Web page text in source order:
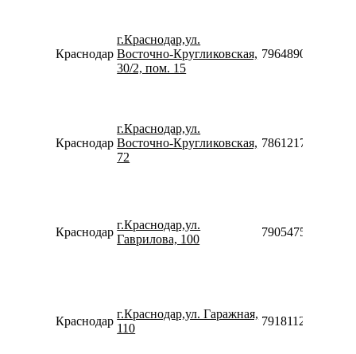
Краснодар
г.Краснодар,ул.
Восточно-Кругликовская,
30/2, пом. 15
79648908289
Краснодар
г.Краснодар,ул.
Восточно-Кругликовская,
72
78612176223
Краснодар
г.Краснодар,ул.
Гаврилова, 100
79054754005
Краснодар
г.Краснодар,ул. Гаражная,
110
79181122449